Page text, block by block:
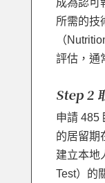
所需的技
（
評估，通
Step 2
申請 485
的居留期
建立本地
Test）的